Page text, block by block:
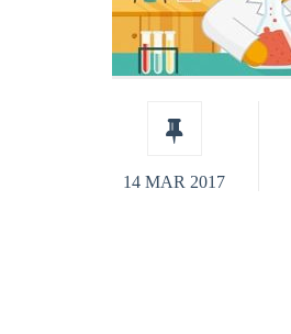
14 MAR 2017